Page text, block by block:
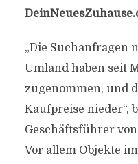
„Die Suchanfragen
Umland haben seit
zugenommen, und
Kaufpreise nieder“,
Geschäftsführer
Vor allem Objekte